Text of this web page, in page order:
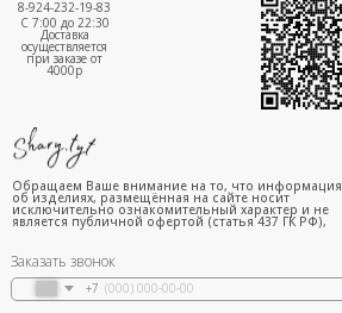
8-924-232-19-83
С 7:00 до 22:30
Доставка
осуществляется
при заказе от
4000р
Заказать звонок
+7
Обращаем Ваше внимание на то, что информация
об изделиях, размещённая на сайте носит
исключительно ознакомительный характер и не
является публичной офертой (статья 437 ГК РФ),